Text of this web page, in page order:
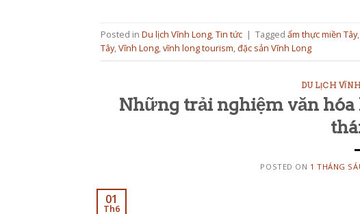
Posted in Du lịch Vĩnh Long,Tin tức | Tagged ẩm thực miền Tây,
Tây,Vĩnh Long,vĩnh long tourism,đặc sản Vĩnh Long
DU LỊCH
Những trải nghiệm văn
POSTED ON 1 THÁNG
01
Th6